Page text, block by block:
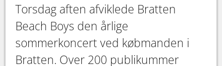
Torsdag aften afviklede Bratten
Beach Boys den årlige
sommerkoncert ved købmanden i
Bratten. Over 200 publikummer